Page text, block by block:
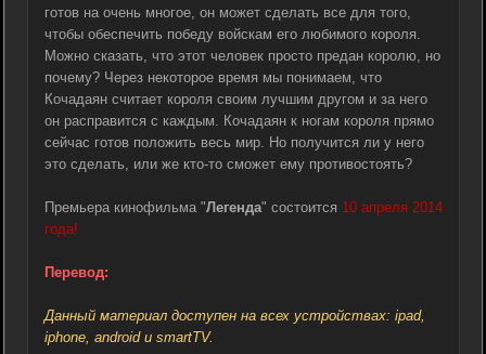
готов на очень многое, он может сделать все для того,
чтобы обеспечить победу войскам его любимого короля.
Можно сказать, что этот человек просто предан королю, но
почему? Через некоторое время мы понимаем, что
Кочадаян считает короля своим лучшим другом и за него
он расправится с каждым. Кочадаян к ногам короля прямо
сейчас готов положить весь мир. Но получится ли у него
это сделать, или же кто-то сможет ему противостоять?
Премьера кинофильма "Легенда" состоится 10 апреля 2014
года!
Перевод:
Данный материал доступен на всех устройствах: ipad,
iphone, android и smartTV.